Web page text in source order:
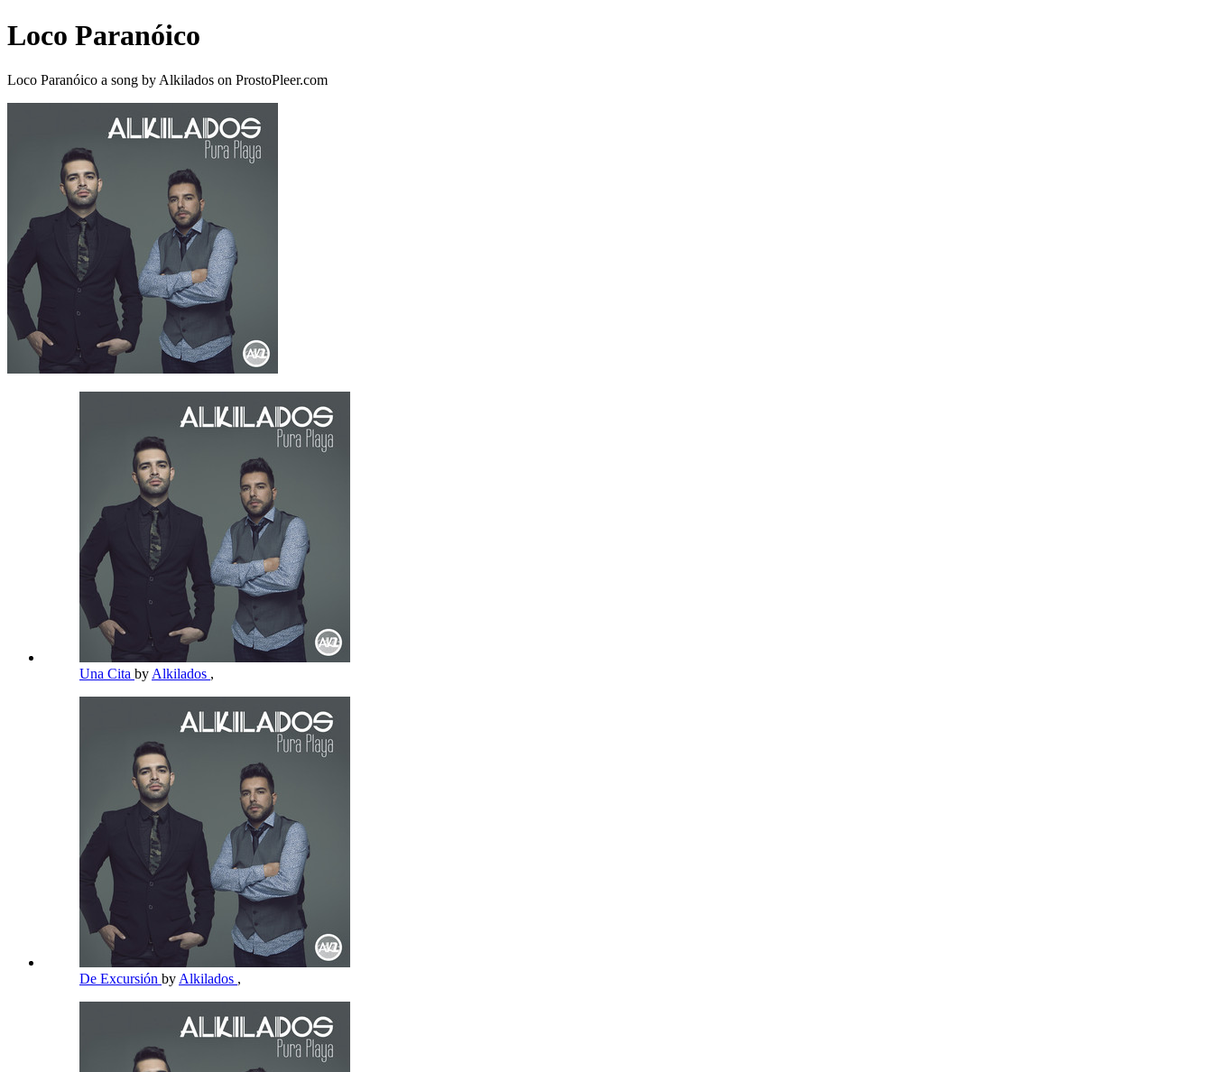
Loco Paranóico
Loco Paranóico a song by Alkilados on ProstoPleer.com
Una Cita by Alkilados ,
De Excursión by Alkilados ,